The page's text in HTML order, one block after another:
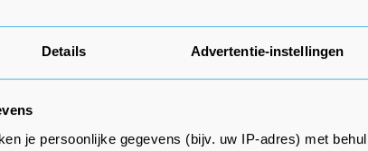
Details Advertentie-instellingen
je persoonlijke gegevens (bijv. uw IP-adres) met